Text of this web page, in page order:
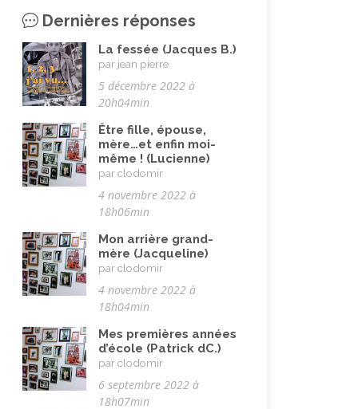
Immigration autre (3)
Immigration européenne et
descendants (23)
Immigration nord africaine et
descendants (18)
Immigration subsaharienne et
descendants (18)
Juif.ve (être)
(8)
Loisirs, jeux (34)
Mai 68 (8)
Maladie, handicap (23)
Nature, animaux (23)
Pandémie Covid 19
Parents (être) (19)
Dernières réponses
La fessée (Jacques B.)
par jean pierre
5 décembre 2022 à
20h04min
Être fille, épouse,
mère…et enfin moi-
même ! (Lucienne)
par clodomir
4 novembre 2022 à
18h06min
Mon arrière grand-
mère (Jacqueline)
par clodomir
4 novembre 2022 à
18h04min
Mes premières années
d’école (Patrick dC.)
par clodomir
6 septembre 2022 à
18h07min